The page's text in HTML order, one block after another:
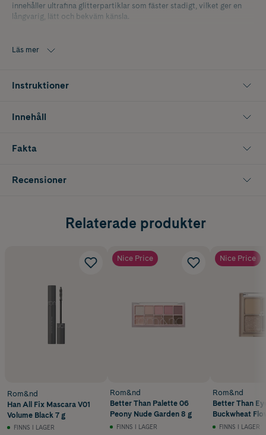
innehåller ultrafina glitterpartiklar som fäster stadigt, vilket ger en
långvarig, lätt och bekväm känsla.
klibbig, och du kan bära den ensam för en vacker glans eller applicera
Läs mer
Instruktioner
Innehåll
Fakta
Recensioner
Relaterade produkter
Rom&nd
Han All Fix Mascara V01
Volume Black 7 g
FINNS I LAGER
Nice Price
Rom&nd
Better Than Palette 06
Peony Nude Garden 8 g
FINNS I LAGER
Nice Price
Rom&nd
Better Than
Buckwheat
FINNS I LAGER